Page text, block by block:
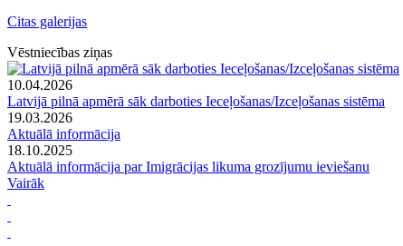
Citas galerijas
Vēstniecības ziņas
10.04.2026
Latvijā pilnā apmērā sāk darboties Ieceļošanas/Izceļošanas sistēma
19.03.2026
Aktuālā informācija
18.10.2025
Aktuālā informācija par Imigrācijas likuma grozījumu ieviešanu
Vairāk